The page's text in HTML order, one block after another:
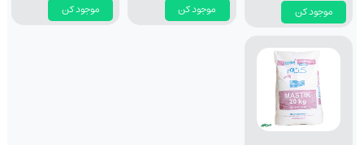
موجود کن موجود کن موجود کن